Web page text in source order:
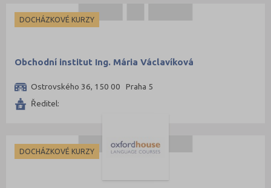
DOCHÁZKOVÉ KURZY
Obchodní institut Ing. Mária Václavíková
Ostrovského 36, 150 00 Praha 5
Ředitel:
DOCHÁZKOVÉ KURZY